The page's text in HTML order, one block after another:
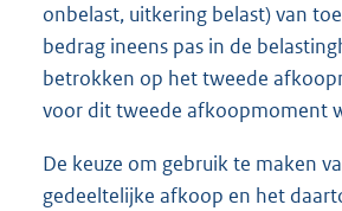
onbelast, uitkering belast) van
bedrag ineens pas in de
betrokken op het tweede
voor dit tweede afkoopmoment
De keuze om gebruik te maken
gedeeltelijke afkoop en het